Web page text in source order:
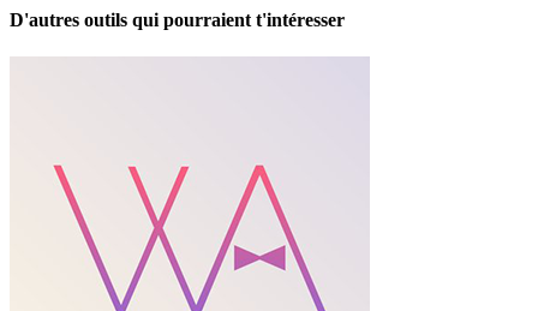
D'autres outils qui pourraient t'intéresser